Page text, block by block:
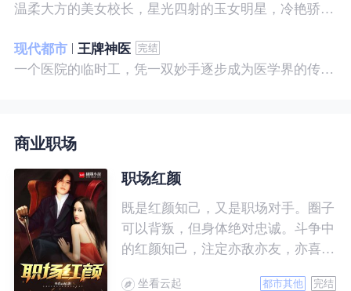
温柔大方的美女校长，星光四射的玉女明星，冷艳骄傲的美女特工，一个二个，全都跑来，撒娇撒赖的要他做她们的私房保镖，这是为什么呢？
现代都市
王牌神医
一个医院的临时工，凭一双妙手逐步成为医学界的传奇！ 一个社会底层的小人物，靠一腔热血成为人世间的枭王！ 当佛已经无能为力，便由我来普渡众生——杨风。
商业职场
职场红颜
既是红颜知己，又是职场对手。圈子
可以背叛，但身体绝对忠诚。斗争中
的红颜知己，注定亦敌亦友，亦喜亦
坐看云起 都市其他 完结